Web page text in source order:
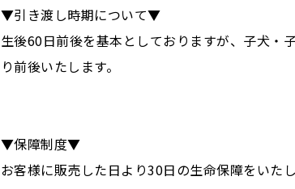
▼引き渡し時期について▼
生後60日前後を基本としておりますが、子犬・
り前後いたします。
▼保障制度▼
お客様に販売した日より30日の生命保障をいたし